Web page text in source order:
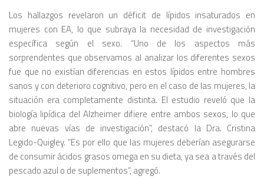
Los hallazgos revelaron un déficit de lípidos insaturados en
mujeres con EA, lo que subraya la necesidad de investigación
específica según el sexo. “Uno de los aspectos más
sorprendentes que observamos al analizar los diferentes sexos
fue que no existían diferencias en estos lípidos entre hombres
sanos y con deterioro cognitivo, pero en el caso de las mujeres, la
situación era completamente distinta. El estudio reveló que la
biología lipídica del Alzheimer difiere entre ambos sexos, lo que
abre nuevas vías de investigación”, destacó la Dra. Cristina
Legido-Quigley. “Es por ello que las mujeres deberían asegurarse
de consumir ácidos grasos omega en su dieta, ya sea a través del
pescado azul o de suplementos”, agregó.